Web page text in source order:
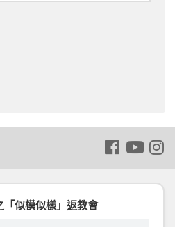
「似模似樣」返教會